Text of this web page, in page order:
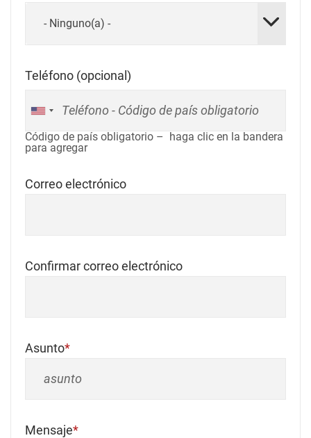
- Ninguno(a) -
Teléfono (opcional)
Código de país obligatorio – haga clic en la bandera
para agregar
Correo electrónico
Confirmar correo electrónico
Asunto
Mensaje